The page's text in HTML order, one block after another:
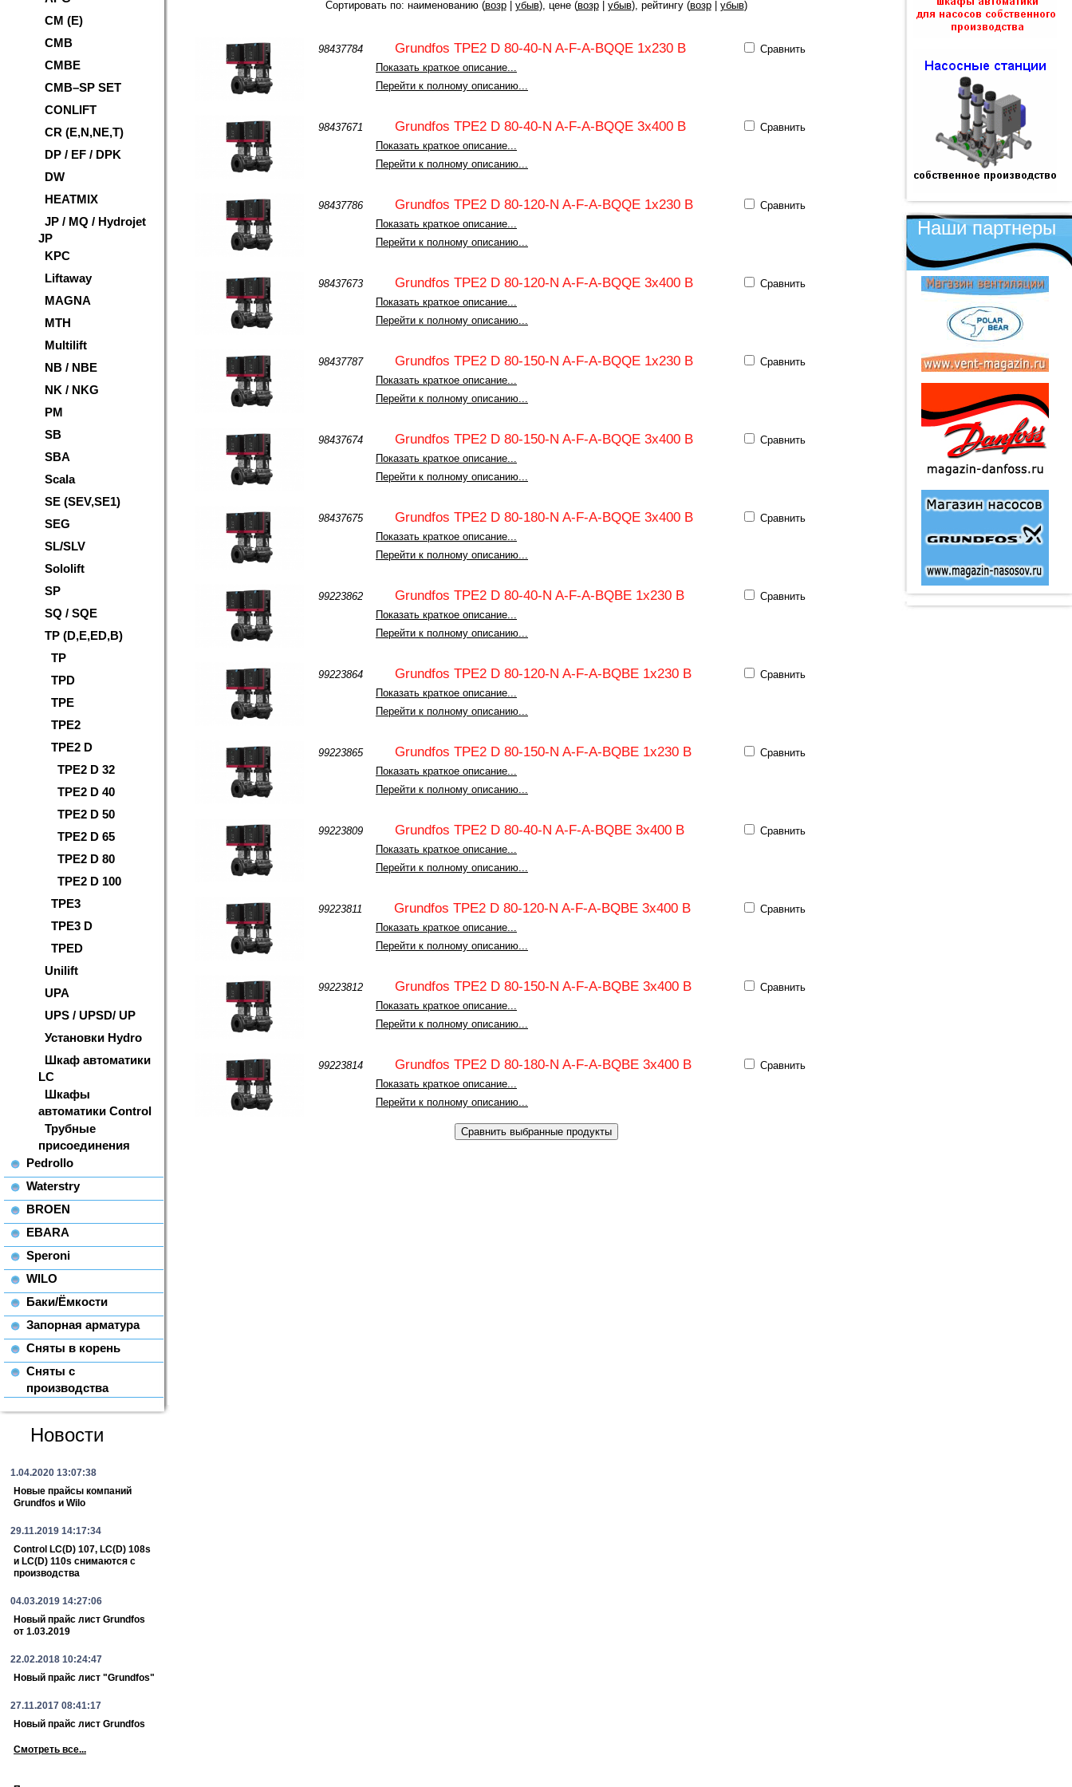
CM (E)
CMB
CMBE
CMB–SP SET
CONLIFT
CR (E,N,NE,T)
DP / EF / DPK
DW
HEATMIX
JP / MQ / Hydrojet
JP
KPC
Liftaway
MAGNA
MTH
Multilift
NB / NBE
NK / NKG
PM
SB
SBA
Scala
SE (SEV,SE1)
SEG
SL/SLV
Sololift
SP
SQ / SQE
TP (D,E,ED,B)
TP
TPD
TPE
TPE2
TPE2 D
TPE2 D 32
TPE2 D 40
TPE2 D 50
TPE2 D 65
TPE2 D 80
TPE2 D 100
TPE3
TPE3 D
TPED
Unilift
UPA
UPS / UPSD/ UP
Установки Hydro
Шкаф автоматики
LC
Шкафы
автоматики Control
Трубные
присоединения
Pedrollo
Waterstry
BROEN
EBARA
Speroni
WILO
Баки/Ёмкости
Запорная арматура
Сняты в корень
Сняты с
производства
Новости
1.04.2020 13:07:38
Новые прайсы компаний
Grundfos и Wilo
29.11.2019 14:17:34
Control LC(D) 107, LC(D) 108s
и LC(D) 110s снимаются с
производства
04.03.2019 14:27:06
Новый прайс лист Grundfos
от 1.03.2019
22.02.2018 10:24:47
Новый прайс лист "Grundfos"
27.11.2017 08:41:17
Новый прайс лист Grundfos
Смотреть все...
Наши партнеры
Сортировать по: наименованию (возр| убыв), цене (возр| убыв), рейтингу (возр| убыв)
98437784 Grundfos TPE2 D 80-40-N A-F-A-BQQE 1x230 В
Показать краткое описание...
Перейти к полному описанию...
Сравнить
98437671 Grundfos TPE2 D 80-40-N A-F-A-BQQE 3x400 В
Показать краткое описание...
Перейти к полному описанию...
Сравнить
98437786 Grundfos TPE2 D 80-120-N A-F-A-BQQE 1x230 В
Показать краткое описание...
Перейти к полному описанию...
Сравнить
98437673 Grundfos TPE2 D 80-120-N A-F-A-BQQE 3x400 В
Показать краткое описание...
Перейти к полному описанию...
Сравнить
98437787 Grundfos TPE2 D 80-150-N A-F-A-BQQE 1x230 В
Показать краткое описание...
Перейти к полному описанию...
Сравнить
98437674 Grundfos TPE2 D 80-150-N A-F-A-BQQE 3x400 В
Показать краткое описание...
Перейти к полному описанию...
Сравнить
98437675 Grundfos TPE2 D 80-180-N A-F-A-BQQE 3x400 В
Показать краткое описание...
Перейти к полному описанию...
Сравнить
99223862 Grundfos TPE2 D 80-40-N A-F-A-BQBE 1x230 В
Показать краткое описание...
Перейти к полному описанию...
Сравнить
99223864 Grundfos TPE2 D 80-120-N A-F-A-BQBE 1x230 В
Показать краткое описание...
Перейти к полному описанию...
Сравнить
99223865 Grundfos TPE2 D 80-150-N A-F-A-BQBE 1x230 В
Показать краткое описание...
Перейти к полному описанию...
Сравнить
99223809 Grundfos TPE2 D 80-40-N A-F-A-BQBE 3x400 В
Показать краткое описание...
Перейти к полному описанию...
Сравнить
99223811 Grundfos TPE2 D 80-120-N A-F-A-BQBE 3x400 В
Показать краткое описание...
Перейти к полному описанию...
Сравнить
99223812 Grundfos TPE2 D 80-150-N A-F-A-BQBE 3x400 В
Показать краткое описание...
Перейти к полному описанию...
Сравнить
99223814 Grundfos TPE2 D 80-180-N A-F-A-BQBE 3x400 В
Показать краткое описание...
Перейти к полному описанию...
Сравнить